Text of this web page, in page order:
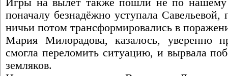
Игры на вылет также пошли не по нашему
поначалу безнадёжно уступала
ничьи потом трансформировались в
Мария Милорадова, казалось, уверенно
смогла переломить ситуацию, и вырвала
земляков.